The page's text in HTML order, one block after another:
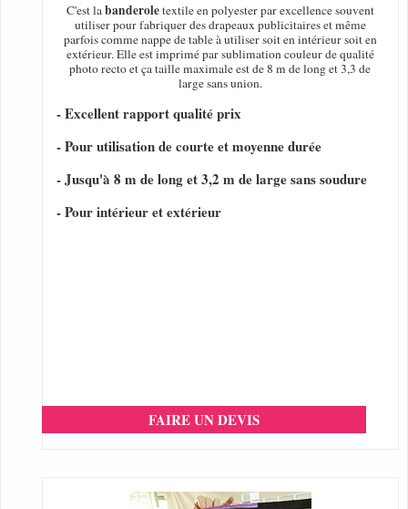
C'est labanderoletextile en polyester par excellence souvent
utiliser pour fabriquer des drapeaux publicitaires et même
parfois comme nappe de table à utiliser soit en intérieur soit en
extérieur. Elle est imprimé par sublimation couleur de qualité
photo recto et ça taille maximale est de 8 m de long et 3,3 de
large sans union.
- Excellent rapport qualité prix
- Pour utilisation de courte et moyenne durée
- Jusqu'à 8 m de long et 3,2 m de large sans soudure
- Pour intérieur et extérieur
FAIRE UN DEVIS